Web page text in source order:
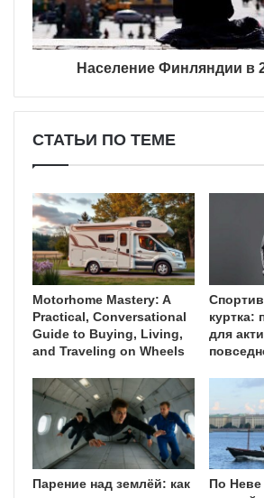
Население Финляндии в
СТАТЬИ ПО ТЕМЕ
Motorhome Mastery: A
Practical, Conversational
Guide to Buying, Living,
and Traveling on Wheels
куртка:
для
Парение над землёй: как
По Неве